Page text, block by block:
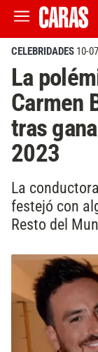
CELEBRIDADES 10-
La
Carmen
tras
2023
La
festejó con
Resto del